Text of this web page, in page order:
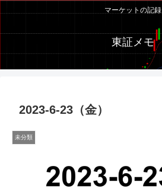
マーケットの記録
東証メモ
2023-6-23（金）
未分類